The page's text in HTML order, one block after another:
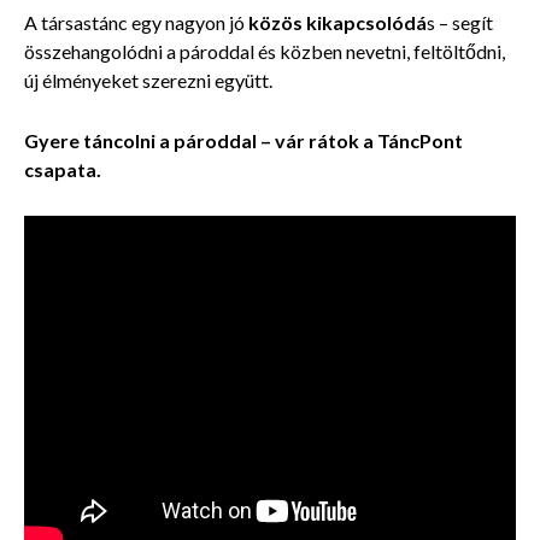
A társastánc egy nagyon jó közös kikapcsolódás – segít
összehangolódni a pároddal és közben nevetni, feltöltődni,
új élményeket szerezni együtt.
Gyere táncolni a pároddal – vár rátok a TáncPont
csapata.